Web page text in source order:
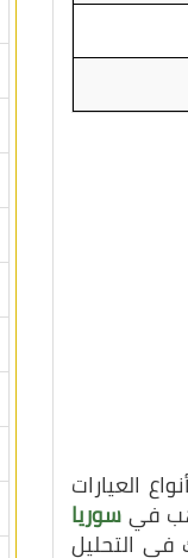
العيارات
فيسوريا
في التحليل